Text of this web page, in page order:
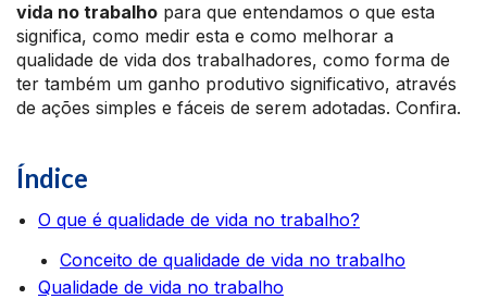
vida no trabalho para que entendamos o que esta
significa, como medir esta e como melhorar a
qualidade de vida dos trabalhadores, como forma de
ter também um ganho produtivo significativo, através
de ações simples e fáceis de serem adotadas. Confira.
Índice
O que é qualidade de vida no trabalho?
Conceito de qualidade de vida no trabalho
Qualidade de vida no trabalho